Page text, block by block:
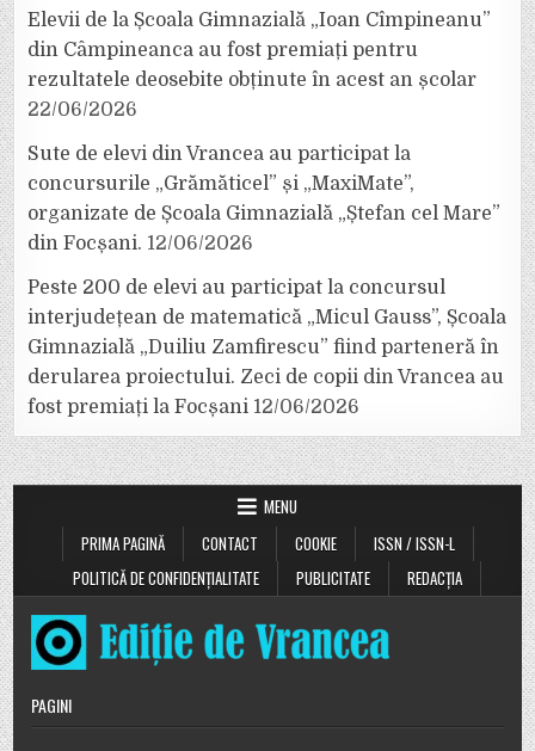
Elevii de la Școala Gimnazială „Ioan Cîmpineanu”
din Câmpineanca au fost premiați pentru
rezultatele deosebite obținute în acest an școlar
22/06/2026
Sute de elevi din Vrancea au participat la
concursurile „Grămăticel” și „MaxiMate”,
organizate de Școala Gimnazială „Ștefan cel Mare”
din Focșani. 12/06/2026
Peste 200 de elevi au participat la concursul
interjudețean de matematică „Micul Gauss”, Școala
Gimnazială „Duiliu Zamfirescu” fiind parteneră în
derularea proiectului. Zeci de copii din Vrancea au
fost premiați la Focșani 12/06/2026
MENU
PRIMA PAGINĂ
CONTACT COOKIE
ISSN / ISSN-L
POLITICĂ DE CONFIDENȚIALITATE
PUBLICITATE REDACȚIA
PAGINI